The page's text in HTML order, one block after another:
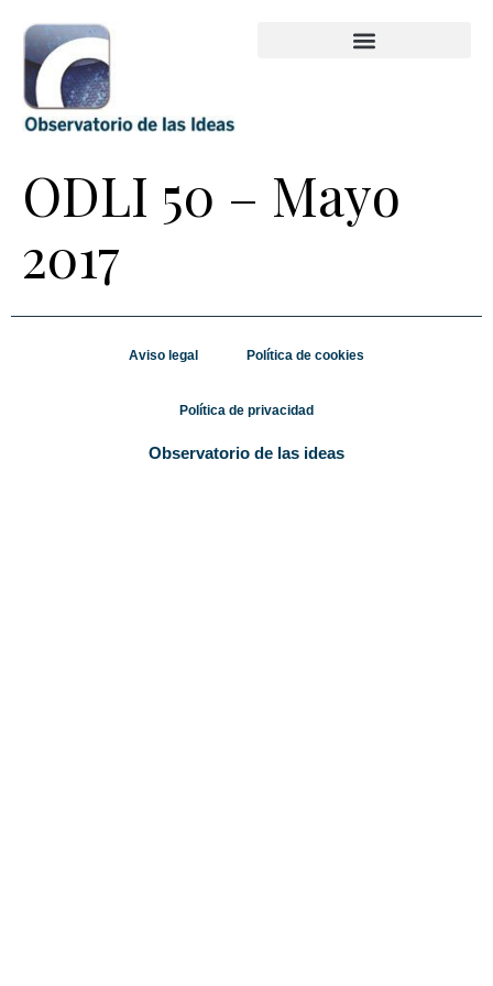
ODLI 50 – Mayo
2017
Aviso legal Política de cookies
Política de privacidad
Observatorio de las ideas